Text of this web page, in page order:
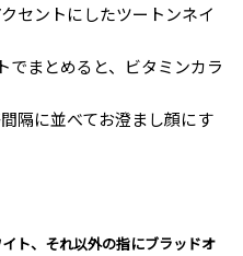
セントにしたツートンネイ
でまとめると、ビタミンカラ
隔に並べてお澄まし顔にす
ト、それ以外の指にブラッドオ